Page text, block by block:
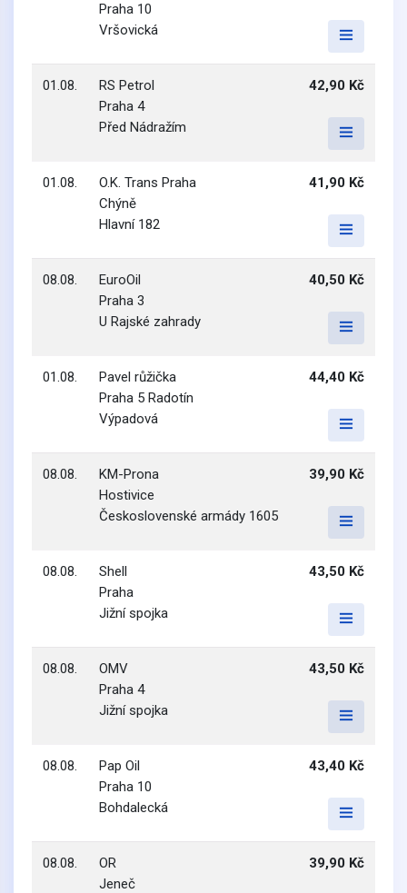
Praha 10
Vršovická
01.08.
RS Petrol
Praha 4
Před Nádražím
42,90 Kč
01.08.
O.K. Trans Praha
Chýně
Hlavní 182
41,90 Kč
08.08.
EuroOil
Praha 3
U Rajské zahrady
40,50 Kč
01.08.
Pavel růžička
Praha 5 Radotín
Výpadová
44,40 Kč
08.08.
KM-Prona
Hostivice
Československé armády 1605
39,90 Kč
08.08.
Shell
Praha
Jižní spojka
43,50 Kč
08.08.
OMV
Praha 4
Jižní spojka
43,50 Kč
08.08.
Pap Oil
Praha 10
Bohdalecká
43,40 Kč
08.08.
OR
Jeneč
39,90 Kč